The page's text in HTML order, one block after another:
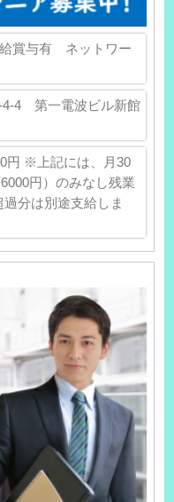
賞与有 ネットワー
4-4 第一電波ビル新館
円 ※上記には、月30
円）のみなし残業
分は別途支給しま